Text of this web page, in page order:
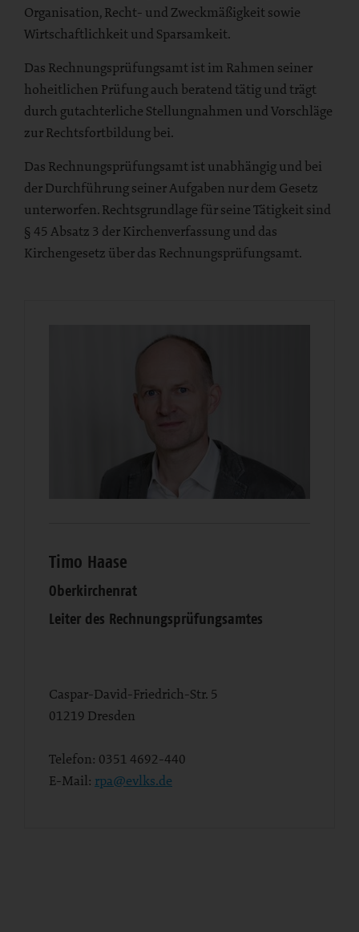
Organisation, Recht- und Zweckmäßigkeit sowie
Wirtschaftlichkeit und Sparsamkeit.
Das Rechnungsprüfungsamt ist im Rahmen seiner
hoheitlichen Prüfung auch beratend tätig und trägt
durch gutachterliche Stellungnahmen und Vorschläge
zur Rechtsfortbildung bei.
Das Rechnungsprüfungsamt ist unabhängig und bei
der Durchführung seiner Aufgaben nur dem Gesetz
unterworfen. Rechtsgrundlage für seine Tätigkeit sind
§ 45 Absatz 3 der Kirchenverfassung und das
Kirchengesetz über das Rechnungsprüfungsamt.
Timo Haase
Oberkirchenrat
Leiter des Rechnungsprüfungsamtes
Caspar-David-Friedrich-Str. 5
01219 Dresden
Telefon: 0351 4692-440
E-Mail: rpa@evlks.de